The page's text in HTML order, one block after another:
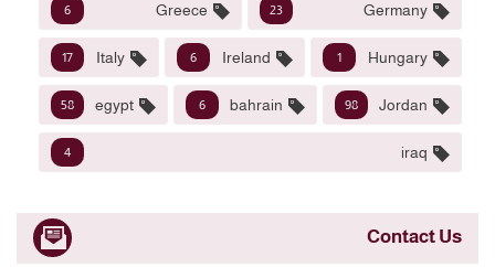
Germany
23
Greece
6
Hungary
1
Ireland
6
Italy
17
Jordan
98
bahrain
6
egypt
58
iraq
4
Contact Us